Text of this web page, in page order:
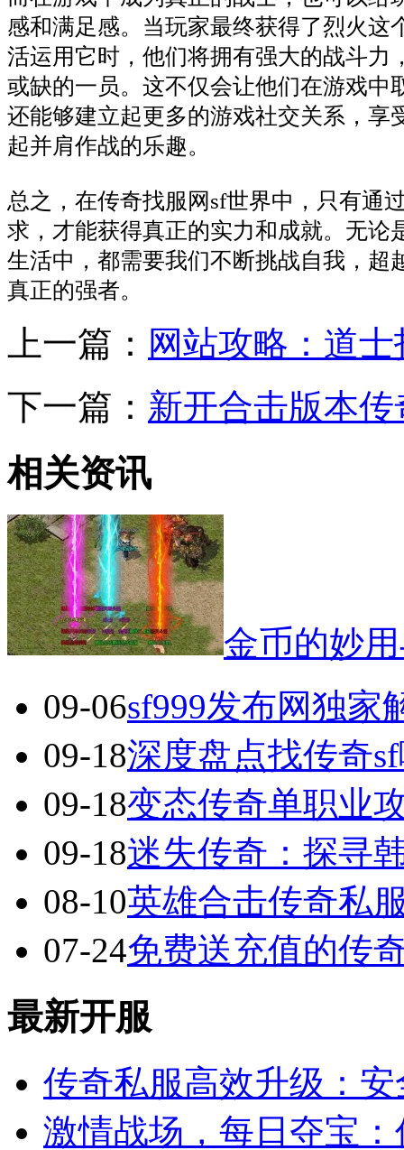
感和满足感。当玩家最终获得了烈火这
活运用它时，他们将拥有强大的战斗力
或缺的一员。这不仅会让他们在游戏中
还能够建立起更多的游戏社交关系，享
起并肩作战的乐趣。
总之，在传奇找服网sf世界中，只有通
求，才能获得真正的实力和成就。无论
生活中，都需要我们不断挑战自我，超
真正的强者。
上一篇： 网站攻略：道
下一篇： 新开合击版本
相关资讯
金币的妙
09-06sf999发布网独家
09-18深度盘点找传奇
09-18变态传奇单职业
09-18迷失传奇：探寻
08-10英雄合击传奇私
07-24免费送充值的传
最新开服
传奇私服高效升级：
激情战场，每日夺宝